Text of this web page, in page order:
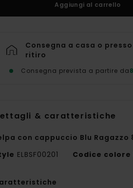
Aggiungi al carrello
Consegna a casa o
ritiro
Consegna prevista a partire da
& caratteristiche
con cappuccio Blu Ragazzo
ELBSF00201 Codice colore